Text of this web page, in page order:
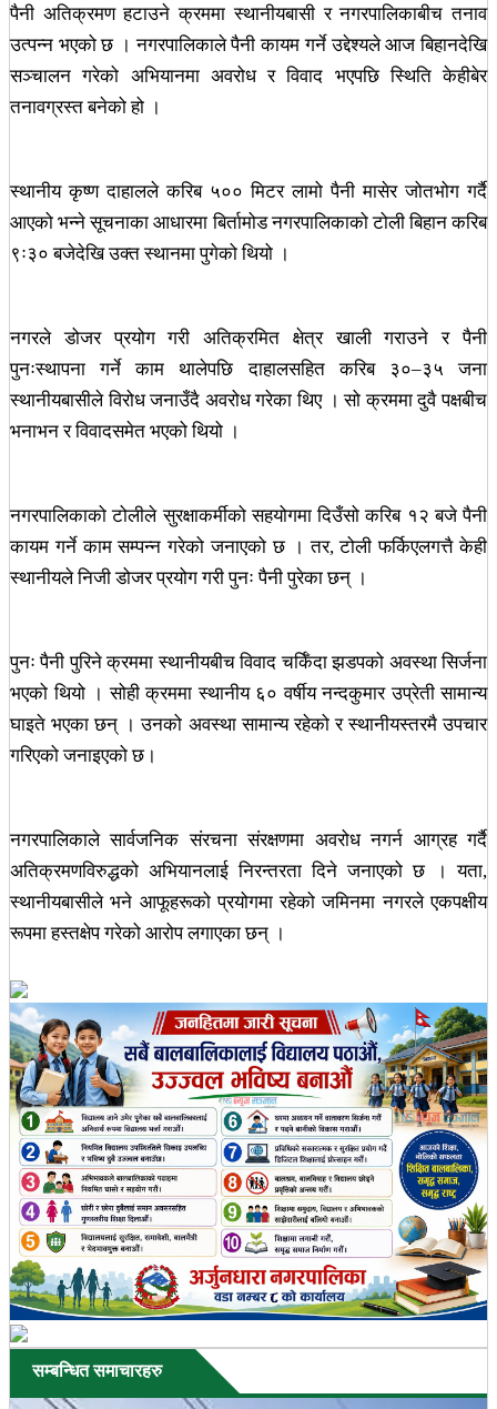
पैनी अतिक्रमण हटाउने क्रममा स्थानीयबासी र नगरपालिकाबीच तनाव
उत्पन्न भएको छ । नगरपालिकाले पैनी कायम गर्ने उद्देश्यले आज बिहानदेखि
सञ्चालन गरेको अभियानमा अवरोध र विवाद भएपछि स्थिति केहीबेर
तनावग्रस्त बनेको हो ।
स्थानीय कृष्ण दाहालले करिब ५०० मिटर लामो पैनी मासेर जोतभोग गर्दै
आएको भन्ने सूचनाका आधारमा बिर्तामोड नगरपालिकाको टोली बिहान करिब
९ः३० बजेदेखि उक्त स्थानमा पुगेको थियो ।
नगरले डोजर प्रयोग गरी अतिक्रमित क्षेत्र खाली गराउने र पैनी
पुनःस्थापना गर्ने काम थालेपछि दाहालसहित करिब ३०–३५ जना
स्थानीयबासीले विरोध जनाउँदै अवरोध गरेका थिए । सो क्रममा दुवै पक्षबीच
भनाभन र विवादसमेत भएको थियो ।
नगरपालिकाको टोलीले सुरक्षाकर्मीको सहयोगमा दिउँसो करिब १२ बजे पैनी
कायम गर्ने काम सम्पन्न गरेको जनाएको छ । तर, टोली फर्किएलगत्तै केही
स्थानीयले निजी डोजर प्रयोग गरी पुनः पैनी पुरेका छन् ।
पुनः पैनी पुरिने क्रममा स्थानीयबीच विवाद चर्किँदा झडपको अवस्था सिर्जना
भएको थियो । सोही क्रममा स्थानीय ६० वर्षीय नन्दकुमार उप्रेती सामान्य
घाइते भएका छन् । उनको अवस्था सामान्य रहेको र स्थानीयस्तरमै उपचार
गरिएको जनाइएको छ।
नगरपालिकाले सार्वजनिक संरचना संरक्षणमा अवरोध नगर्न आग्रह गर्दै
अतिक्रमणविरुद्धको अभियानलाई निरन्तरता दिने जनाएको छ । यता,
स्थानीयबासीले भने आफूहरूको प्रयोगमा रहेको जमिनमा नगरले एकपक्षीय
रूपमा हस्तक्षेप गरेको आरोप लगाएका छन् ।
सम्बन्धित समाचारहरु